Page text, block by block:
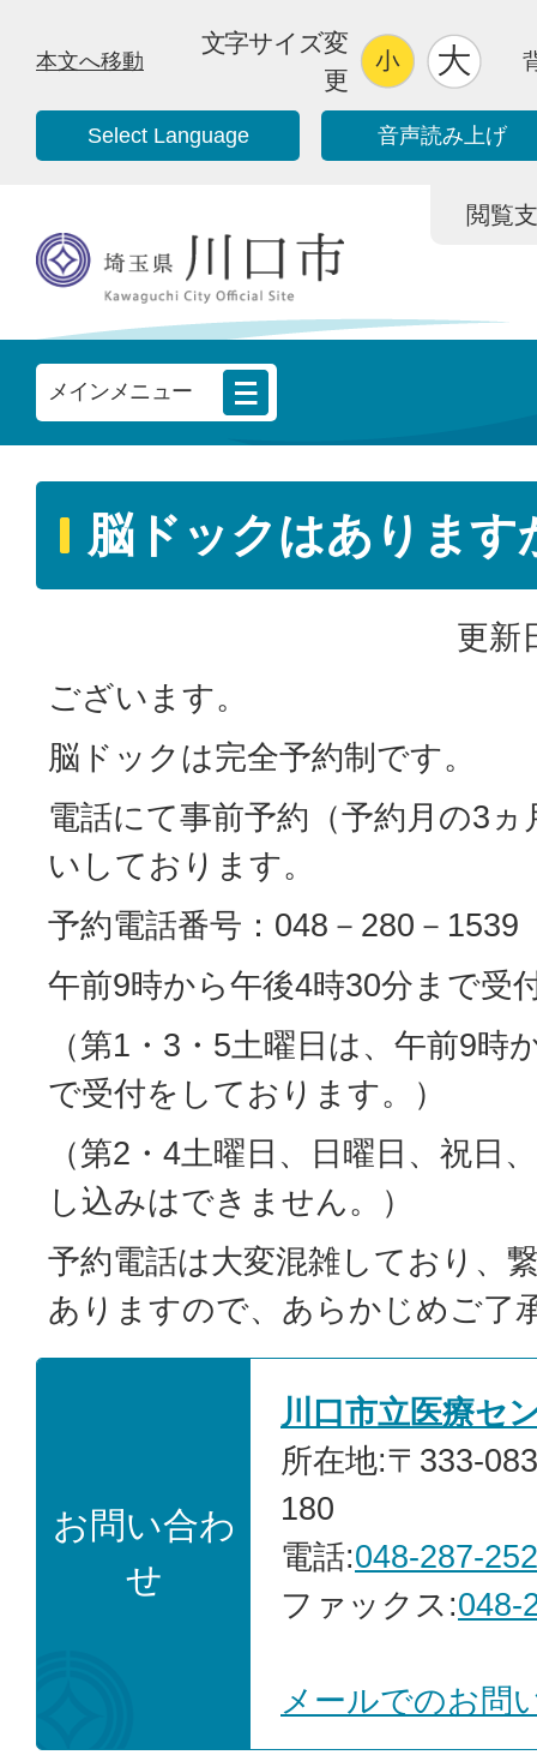
本文へ移動
文字サイズ変
更
Select Language 音声読み上げ
閲覧
メインメニュー
脳ドックはあります
更新
ございます。
脳ドックは完全予約制です。
電話にて事前予約（予約月の3
いしております。
予約電話番号：048－280－1539
午前9時から午後4時30分まで受
（第1・3・5土曜日は、午前9時
で受付をしております。）
（第2・4土曜日、日曜日、祝日
し込みはできません。）
予約電話は大変混雑しており、
ありますので、あらかじめご了
お問い合わ
せ
川口市立医療セ
所在地:〒333-
180
電話:048-287-
ファックス:048-
メールでのお問